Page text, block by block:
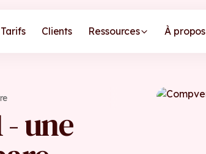
Tarifs Clients Ressources À propos
une